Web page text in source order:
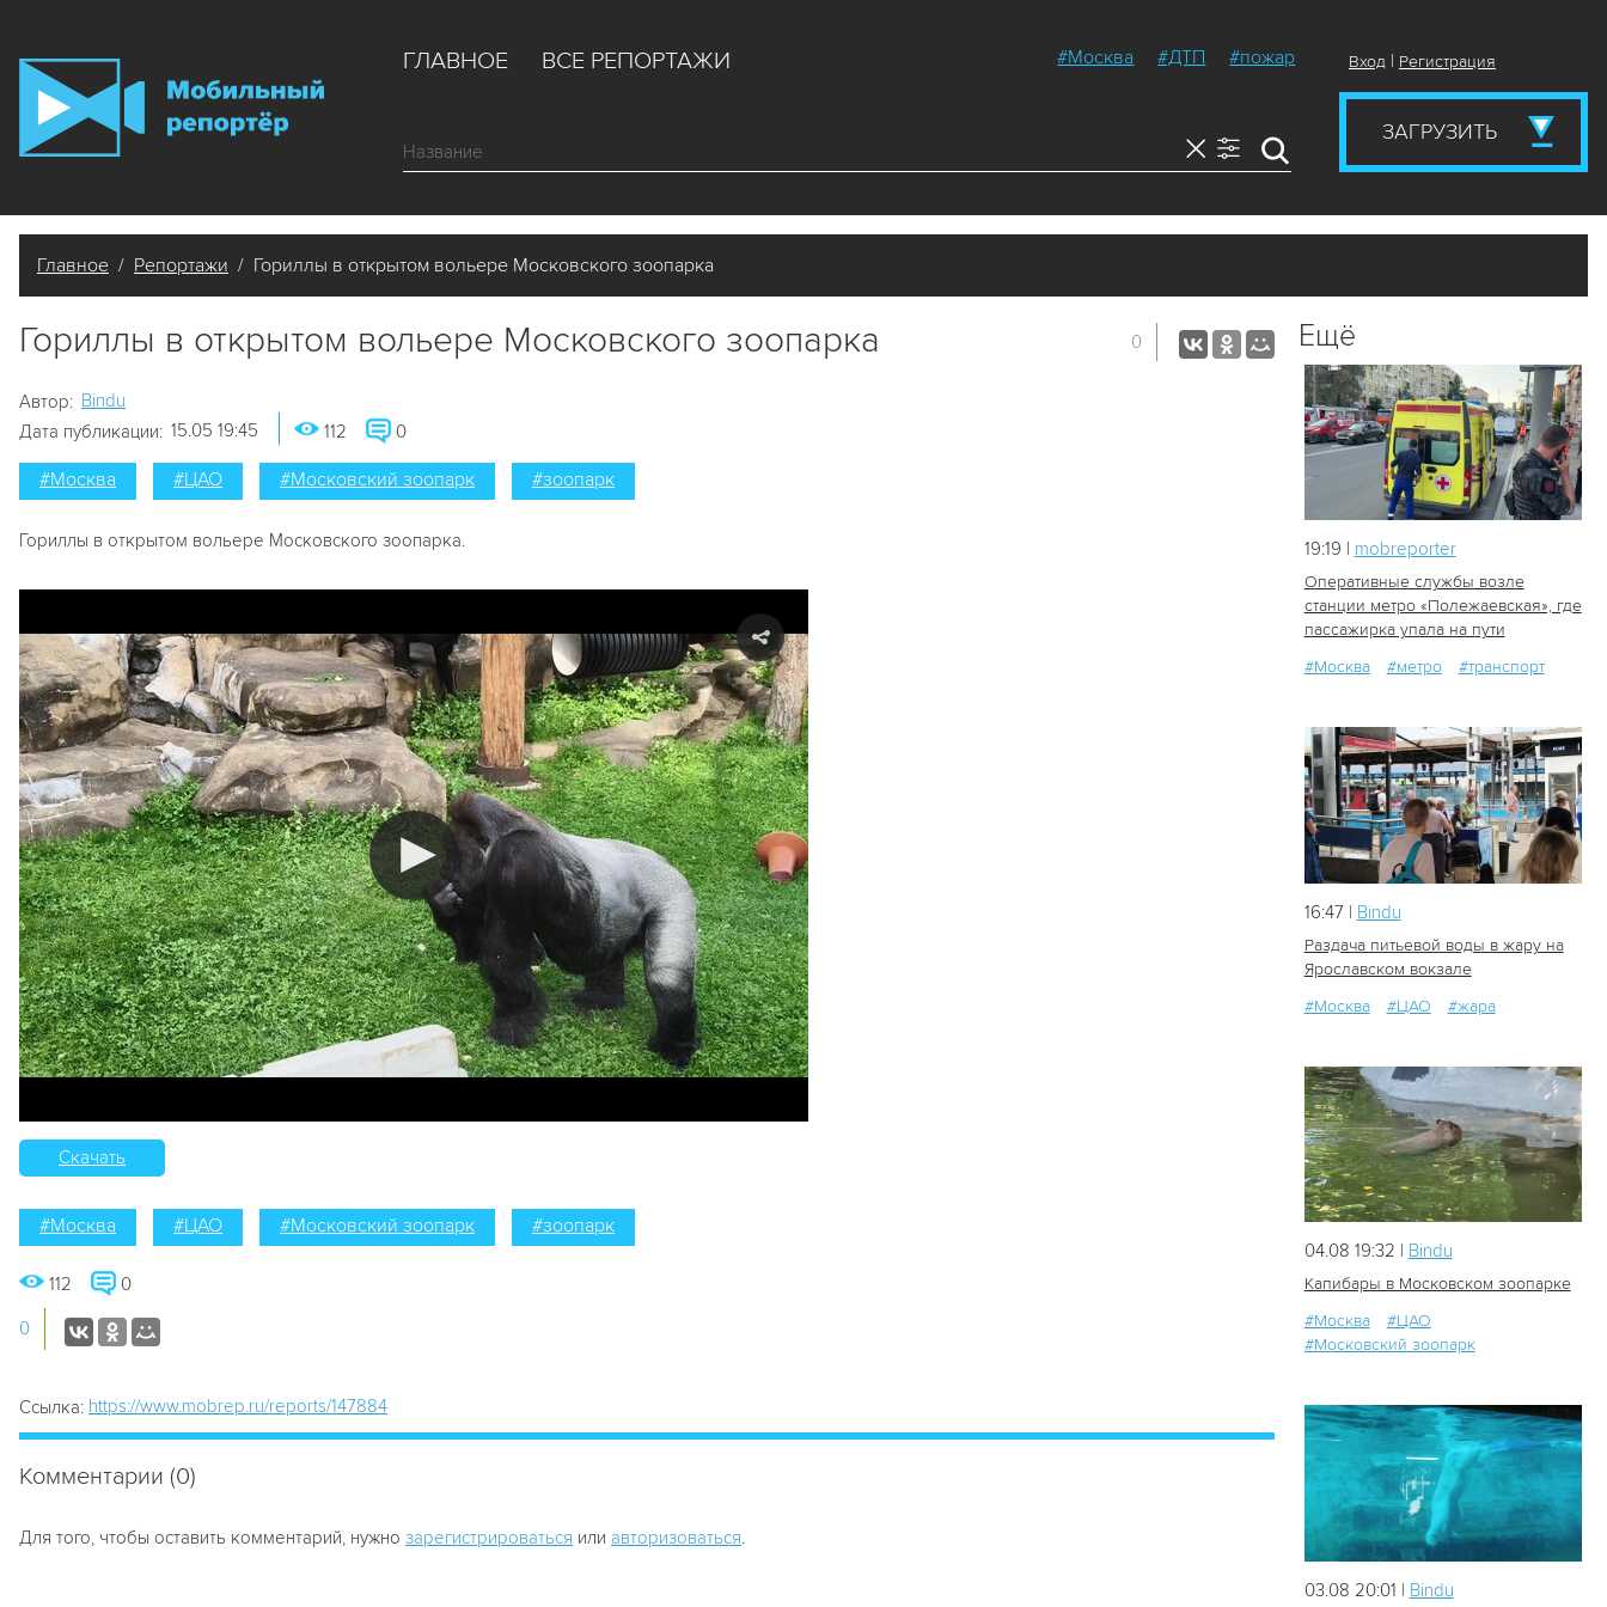
ГЛАВНОЕ ВСЕ РЕПОРТАЖИ #Москва #ДТП #пожар Вход | Регистрация
ЗАГРУЗИТЬ
Главное / Репортажи / Гориллы в открытом вольере Московского зоопарка
Гориллы в открытом вольере Московского зоопарка 0
Автор: Bindu
Дата публикации: 15.05 19:45 112 0
#Москва #ЦАО #Московский зоопарк #зоопарк
Гориллы в открытом вольере Московского зоопарка.
Скачать
#Москва #ЦАО #Московский зоопарк #зоопарк
112 0
0
Ссылка: https://www.mobrep.ru/reports/147884
Комментарии (0)
Для того, чтобы оставить комментарий, нужно зарегистрироваться или авторизоваться.
Ещё
19:19 | mobreporter
Оперативные службы возле
станции метро «Полежаевская», где
пассажирка упала на пути
#Москва
#метро #транспорт
25
16:47 | Bindu
Раздача питьевой воды в жару на
Ярославском вокзале
#Москва
#ЦАО #жара
04.08 19:32 | Bindu
Капибары в Московском зоопарке
#Москва
#ЦАО
#Московский зоопарк
03.08 20:01 | Bindu